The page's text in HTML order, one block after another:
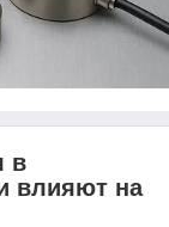
в
влияют на